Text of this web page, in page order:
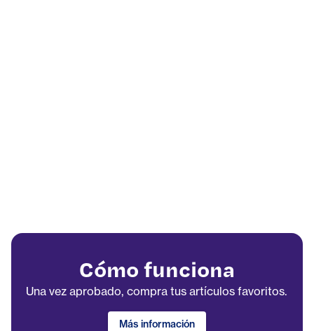
Cómo funciona
Una vez aprobado, compra tus artículos favoritos.
Más información